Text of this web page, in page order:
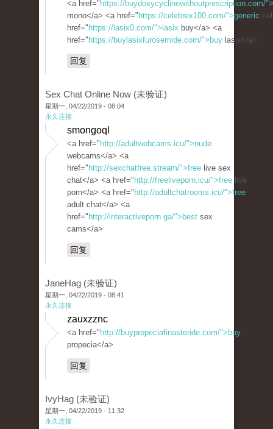
<a href=" https://buydoxycyclinewithoutprescription.com/
mono</a> <a href=" https://celebrex100.com/">generic
href=" https://lasix0.com/">lasix buy</a> <a
href=" https://buylasixfurosemide.com/">buy lasix</a>
回复
Sex Chat Online Now (未验证)
星期一, 04/22/2019 - 08:04
永久连接
smongoql
<a href=" http://adultwebcams.icu/">nude
webcams</a> <a
href=" http://sexchatfree.stream/">free live sex
chat</a> <a href=" http://freeliveporn.icu/">free live
porn</a> <a href=" http://adultchatrooms.icu/">free
adult chat</a> <a
href=" http://interactiveporn.ga/">best sex
cams</a>
回复
JaneHag (未验证)
星期一, 04/22/2019 - 08:41
永久连接
zauxzznc
<a href=" http://buypropeciafinasteride.com/">buy
propecia</a>
回复
IvyHag (未验证)
星期一, 04/22/2019 - 11:32
永久连接